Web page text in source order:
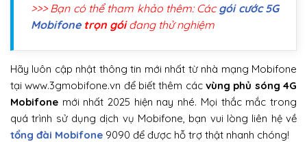
>>> Bạn có thể tham khảo thêm: Cácgói cước 5G
Mobifonetrọn góiđang thử nghiệm
Hãy luôn cập nhật thông tin mới nhất từ nhà mạng Mobifone
tại www.3gmobifone.vn để biết thêm cácvùng phủ sóng 4G
Mobifone mới nhất 2025 hiện nay nhé. Mọi thắc mắc trong
quá trình sử dụng dịch vụ Mobifone, bạn vui lòng liên hệ về
tổng đài Mobifone 9090 để được hỗ trợ thật nhanh chóng!